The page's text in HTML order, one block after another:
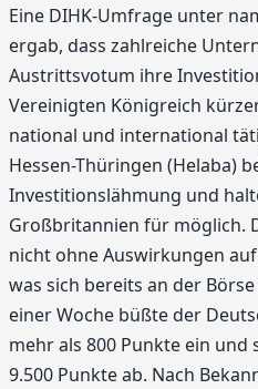
Eine DIHK-Umfrage unter
ergab, dass zahlreiche
Austrittsvotum ihre
Vereinigten Königreich
national und international
Hessen-Thüringen (Helaba)
Investitionslähmung und
Großbritannien für möglich.
nicht ohne Auswirkungen
was sich bereits an der
einer Woche büßte der
mehr als 800 Punkte ein und
9.500 Punkte ab. Nach